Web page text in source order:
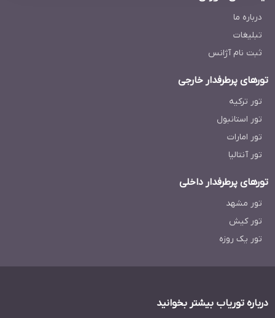
درباره ما
تبلیغات
ثبت نام آژانس
تورهای پرطرفدار خارجی
تور ترکیه
تور استانبول
تور امارات
تور آنتالیا
تورهای پرطرفدار داخلی
تور مشهد
تور کیش
تور یک روزه
درباره توریاب بیشتر بخوانید